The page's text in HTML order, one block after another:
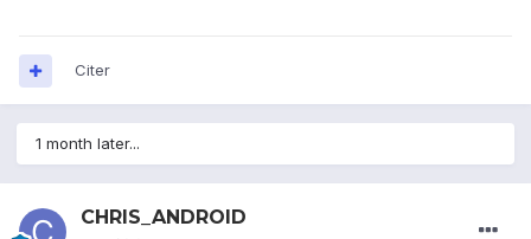
Citer
1 month later...
CHRIS_ANDROID